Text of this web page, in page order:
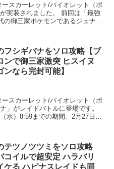
スカーレット/バイオレット（ポ
実装されました。 前回は「最強
御三家ポケモンであるジュナイ
フシギバナをソロ攻略【ブ
ンで御三家激突 ヒスイヌ
ンなら完封可能】
スカーレット/バイオレット（ポ
」がレイドバトルに登場です。
水）8:59までの期間、2月27日
テツノツツミをソロ攻略
コイルで超安定 ハラバリ
ケる ハピナスレイドも同